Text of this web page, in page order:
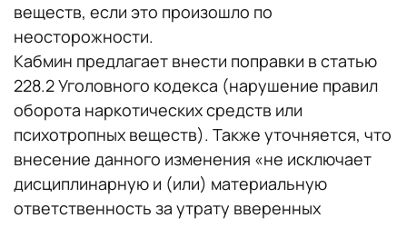
веществ, если это произошло по
неосторожности.
Кабмин предлагает внести поправки в статью
228.2 Уголовного кодекса (нарушение правил
оборота наркотических средств или
психотропных веществ). Также уточняется, что
внесение данного изменения «не исключает
дисциплинарную и (или) материальную
ответственность за утрату вверенных